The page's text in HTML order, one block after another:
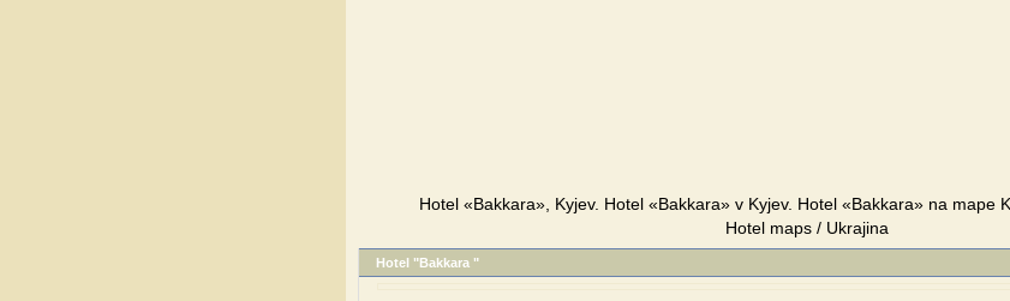
Hotel «Bakkara», Kyjev. Hotel «Bakkara» v Kyjev. Hotel «Bakkara» na mape
Hotel maps / Ukrajina
Hotel "Bakkara "